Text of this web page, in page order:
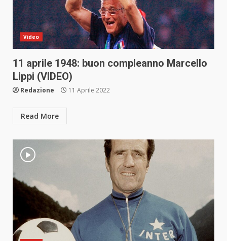
Video
11 aprile 1948: buon compleanno Marcello
Lippi (VIDEO)
Redazione 11 Aprile 2022
Read More